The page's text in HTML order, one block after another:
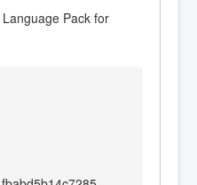
Pack for